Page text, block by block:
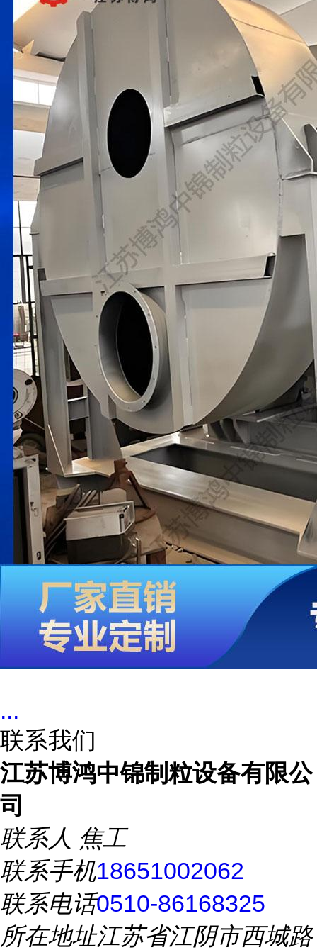
...
联系我们
江苏博鸿中锦制粒设备有限公
司
联系人 焦工
联系手机18651002062
联系电话0510-86168325
所在地址江苏省江阴市西城路